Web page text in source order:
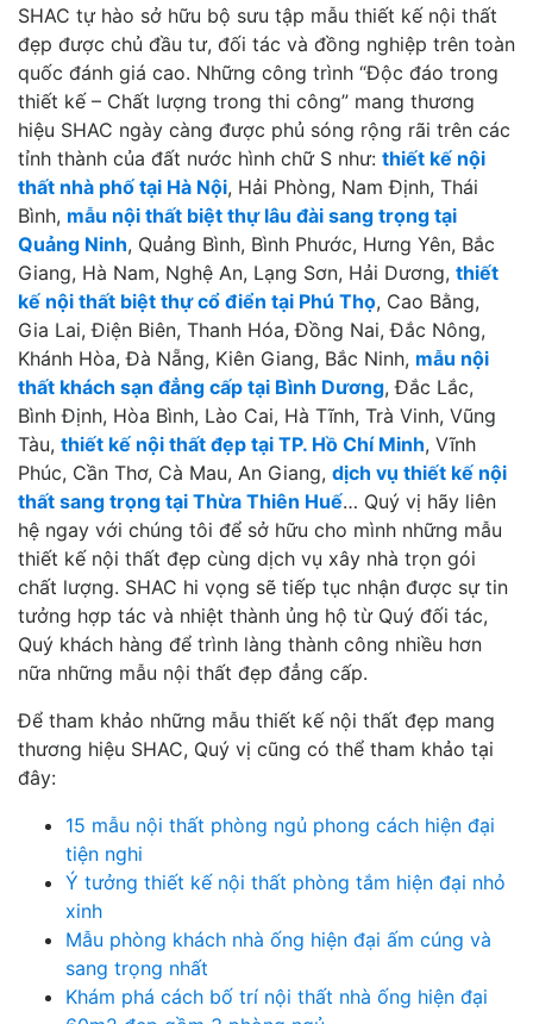
SHAC tự hào sở hữu bộ sưu tập mẫu thiết kế nội thất
đẹp được chủ đầu tư, đối tác và đồng nghiệp trên toàn
quốc đánh giá cao. Những công trình “Độc đáo trong
thiết kế – Chất lượng trong thi công” mang thương
hiệu SHAC ngày càng được phủ sóng rộng rãi trên các
tỉnh thành của đất nước hình chữ S như: thiết kế nội
thất nhà phố tại Hà Nội, Hải Phòng, Nam Định, Thái
Bình, mẫu nội thất biệt thự lâu đài sang trọng tại
Quảng Ninh, Quảng Bình, Bình Phước, Hưng Yên, Bắc
Giang, Hà Nam, Nghệ An, Lạng Sơn, Hải Dương, thiết
kế nội thất biệt thự cổ điển tại Phú Thọ, Cao Bằng,
Gia Lai, Điện Biên, Thanh Hóa, Đồng Nai, Đắc Nông,
Khánh Hòa, Đà Nẵng, Kiên Giang, Bắc Ninh, mẫu nội
thất khách sạn đẳng cấp tại Bình Dương, Đắc Lắc,
Bình Định, Hòa Bình, Lào Cai, Hà Tĩnh, Trà Vinh, Vũng
Tàu, thiết kế nội thất đẹp tại TP. Hồ Chí Minh, Vĩnh
Phúc, Cần Thơ, Cà Mau, An Giang, dịch vụ thiết kế nội
thất sang trọng tại Thừa Thiên Huế… Quý vị hãy liên
hệ ngay với chúng tôi để sở hữu cho mình những mẫu
thiết kế nội thất đẹp cùng dịch vụ xây nhà trọn gói
chất lượng. SHAC hi vọng sẽ tiếp tục nhận được sự tin
tưởng hợp tác và nhiệt thành ủng hộ từ Quý đối tác,
Quý khách hàng để trình làng thành công nhiều hơn
nữa những mẫu nội thất đẹp đẳng cấp.
Để tham khảo những mẫu thiết kế nội thất đẹp mang
thương hiệu SHAC, Quý vị cũng có thể tham khảo tại
đây:
15 mẫu nội thất phòng ngủ phong cách hiện đại
tiện nghi
Ý tưởng thiết kế nội thất phòng tắm hiện đại nhỏ
xinh
Mẫu phòng khách nhà ống hiện đại ấm cúng và
sang trọng nhất
Khám phá cách bố trí nội thất nhà ống hiện đại